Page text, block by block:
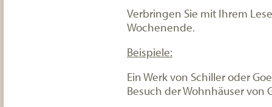
Verbringen Sie mit Ihrem
Wochenende.
Beispiele:
Ein Werk von Schiller oder
Besuch der Wohnhäuser von